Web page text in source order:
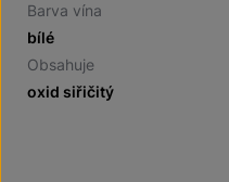
Barva vína
bílé
Obsahuje
oxid siřičitý